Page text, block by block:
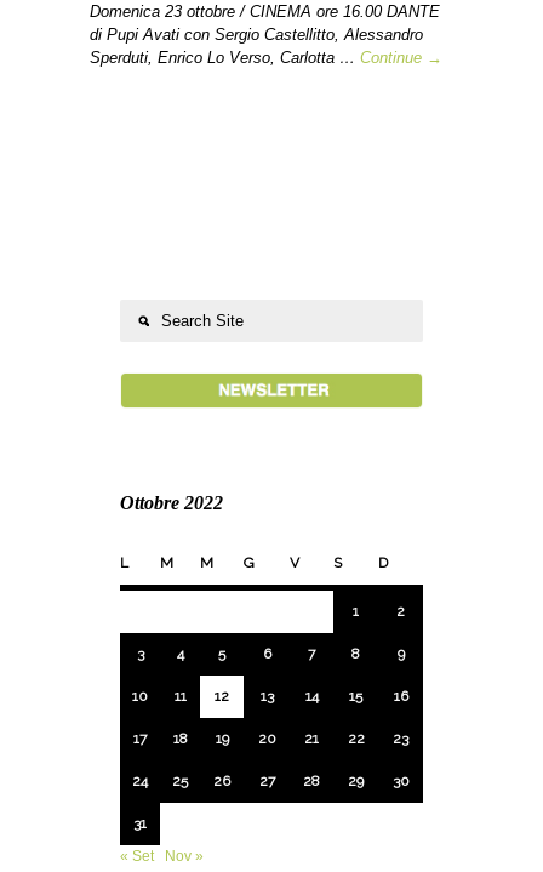
Domenica 23 ottobre / CINEMA ore 16.00 DANTE
di Pupi Avati con Sergio Castellitto, Alessandro
Sperduti, Enrico Lo Verso, Carlotta … Continue →
Ottobre 2022
L M M G V S D
1 2
3 4 5 6 7 8 9
10 11 12 13 14 15 16
17 18 19 20 21 22 23
24 25 26 27 28 29 30
31
« Set
Nov »